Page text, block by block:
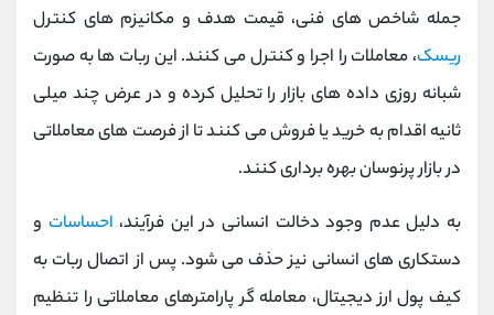
جمله شاخص ‌های فنی، قیمت هدف و مکانیزم‌ های کنترل
ریسک، معاملات را اجرا و کنترل می کنند. این ربات‌ ها به صورت
شبانه ‌روزی داده‌ های بازار را تحلیل کرده و در عرض چند میلی
‌ثانیه اقدام به خرید یا فروش می‌ کنند تا از فرصت‌ های معاملاتی
در بازار پرنوسان بهره ‌برداری کنند.
به دلیل عدم وجود دخالت انسانی در این فرآیند، احساسات و
دستکاری‌ های انسانی نیز حذف می‌ شود. پس از اتصال ربات به
کیف پول ارز دیجیتال، معامله‌ گر پارامترهای معاملاتی را تنظیم